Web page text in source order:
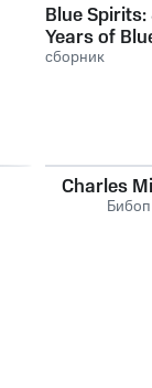
Blue
Years of
Records
сборник
Charles
Бибоп